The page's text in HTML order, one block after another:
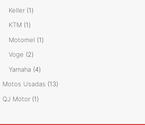
Keller 11
KTM 11
producto
Motomel 11
Voge 22
productos
Yamaha 44
productos
Motos Usadas 1313
QJ Motor 11